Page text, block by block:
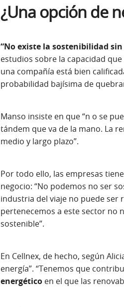
¿Una opción de
“No existe la sostenibilidad
estudios sobre la capacidad
una compañía está bien
probabilidad bajísima de
Manso insiste en que “n o se
tándem que va de la mano. La
medio y largo plazo”.
Por todo ello, las empresas
negocio: “No podemos no ser
industria del viaje no puede ser
pertenecemos a este sector no
sostenible”.
En Cellnex, de hecho, según
energía”. “Tenemos que
energéticoen el que las